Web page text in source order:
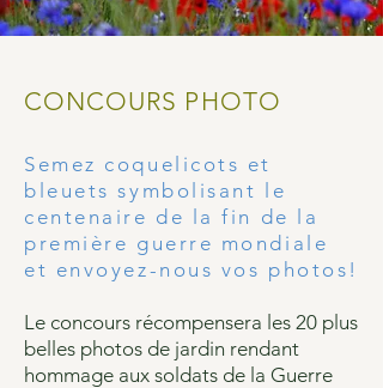
CONCOURS PHOTO
Semez coquelicots et
bleuets symbolisant le
centenaire de la fin de la
première guerre mondiale
et envoyez-nous vos photos!
Le concours récompensera les 20 plus
belles photos de jardin rendant
hommage aux soldats de la Guerre